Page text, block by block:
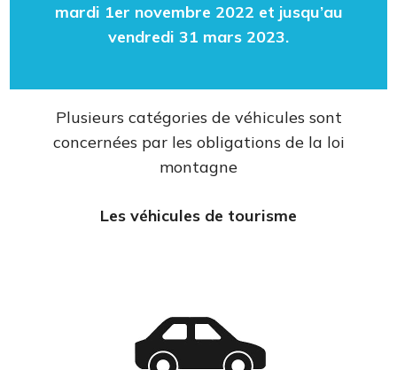
mardi 1er novembre 2022 et jusqu’au
vendredi 31 mars 2023.
Plusieurs catégories de véhicules sont
concernées par les obligations de la loi
montagne
Les véhicules de tourisme